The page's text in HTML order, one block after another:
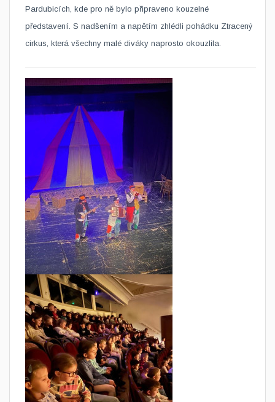
Pardubicích, kde pro ně bylo připraveno kouzelné
představení. S nadšením a napětím zhlédli pohádku Ztracený
cirkus, která všechny malé diváky naprosto okouzlila.